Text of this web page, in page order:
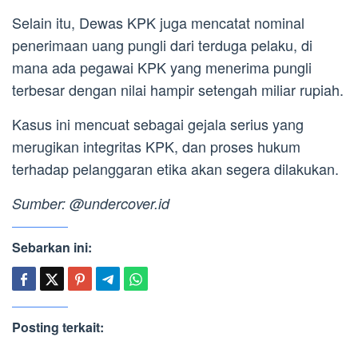
Selain itu, Dewas KPK juga mencatat nominal
penerimaan uang pungli dari terduga pelaku, di
mana ada pegawai KPK yang menerima pungli
terbesar dengan nilai hampir setengah miliar rupiah.
Kasus ini mencuat sebagai gejala serius yang
merugikan integritas KPK, dan proses hukum
terhadap pelanggaran etika akan segera dilakukan.
Sumber: @undercover.id
Sebarkan ini:
Posting terkait: